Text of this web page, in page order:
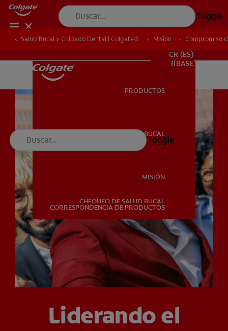
Toggle
SALUD BUCAL
MISIÓN
CHEQUEO DE SALUD BUCAL
CORRESPONDENCIA DE PRODUCTOS
CR (ES)
SUSCRÍBASE
PRODUCTOS
SALUD BUCAL
MISIÓN
CHEQUEO DE SALUD BUCAL
CORRESPONDENCIA DE PRODUCTOS
Toggle
Salud Bucal y Cuidado Dental | Colgate® Misión Compromiso
Salud Bucal y Cuidado Dental | Colgate® Misión Compromiso
Liderando el